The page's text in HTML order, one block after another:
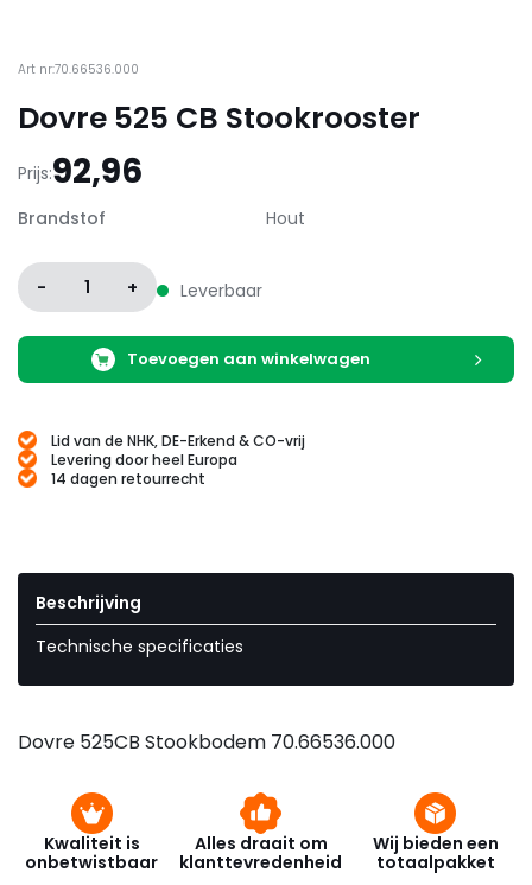
Art nr:70.66536.000
Dovre 525 CB Stookrooster
Prijs:92,96
Brandstof Hout
- 1 + Leverbaar
Toevoegen aan winkelwagen
Lid van de NHK, DE-Erkend & CO-vrij
Levering door heel Europa
14 dagen retourrecht
Beschrijving
Technische specificaties
Dovre 525CB Stookbodem 70.66536.000
Kwaliteit is
onbetwistbaar
Alles draait om
klanttevredenheid
Wij bieden een
totaalpakket